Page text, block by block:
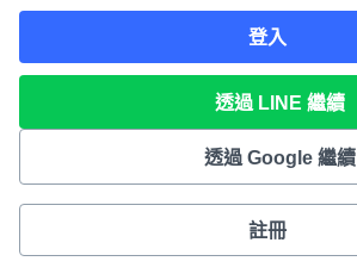
登入
透過 LINE 繼續
透過 Google 繼續
註冊